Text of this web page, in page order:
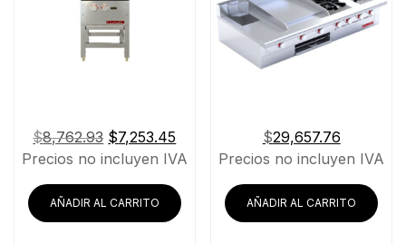
$8,762.93 El
precio
era:
$8,762.93.
$7,253.45
precio
es:
$7,253.45.
Precios no incluyen IVA
AÑADIR AL CARRITO
$29,657.76
Precios no incluyen IVA
AÑADIR AL CARRITO